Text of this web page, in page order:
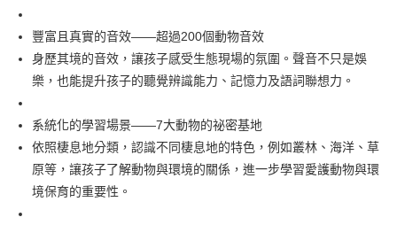
AFTEE先享後付
相關說明
【關於「AFTEE先享後付」】
AFTEE先享後付是「在收到商品之後才付款」的支付方式。 讓您購物簡單
１．簡單：不需註冊會員、不需綁卡、不需儲值。
２．便利：只要手機號碼，簡訊認證，即可結帳。
３．安心：先確認商品／服務後，再付款。
【「AFTEE先享後付」結帳流程】
１．於結帳方式選擇「AFTEE先享後付」後，將跳轉至「AFTEE先享後付」
每筆NT$80，滿NT$799(含以上)免運費
付款後7-11取貨
每筆NT$80，滿NT$999(含以上)免運費
豐富且真實的音效——超過200個動物音效
身歷其境的音效，讓孩子感受生態現場的氛圍。聲音不只是娛
樂，也能提升孩子的聽覺辨識能力、記憶力及語詞聯想力。
系統化的學習場景——7大動物的祕密基地
依照棲息地分類，認識不同棲息地的特色，例如叢林、海洋、草
原等，讓孩子了解動物與環境的關係，進一步學習愛護動物與環
境保育的重要性。